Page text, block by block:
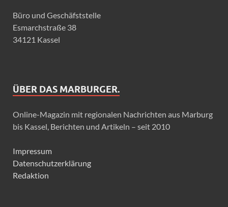
Büro und Geschäfststelle
Esmarchstraße 38
34121 Kassel
ÜBER DAS MARBURGER.
Online-Magazin mit regionalen Nachrichten aus Marburg
bis Kassel, Berichten und Artikeln – seit 2010
Impressum
Datenschutzerklärung
Redaktion